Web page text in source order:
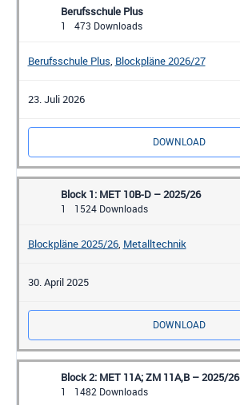
Berufsschule Plus
1 473 Downloads
Berufsschule Plus, Blockpläne 2026/27
23. Juli 2026
DOWNLOAD
Block 1: MET 10B-D – 2025/26
1 1524 Downloads
Blockpläne 2025/26, Metalltechnik
30. April 2025
DOWNLOAD
Block 2: MET 11A; ZM 11A,B – 2025/26
1 1482 Downloads